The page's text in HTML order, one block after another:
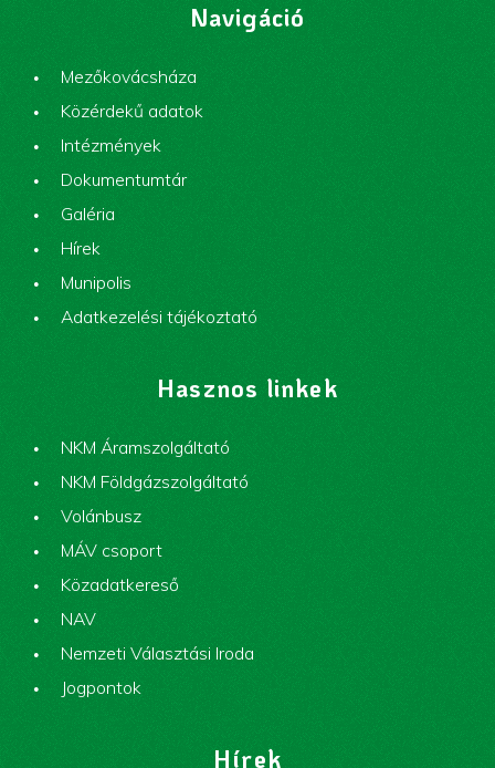
Navigáció
Mezőkovácsháza
Közérdekű adatok
Intézmények
Dokumentumtár
Galéria
Hírek
Munipolis
Adatkezelési tájékoztató
Hasznos linkek
NKM Áramszolgáltató
NKM Földgázszolgáltató
Volánbusz
MÁV csoport
Közadatkereső
NAV
Nemzeti Választási Iroda
Jogpontok
Hírek